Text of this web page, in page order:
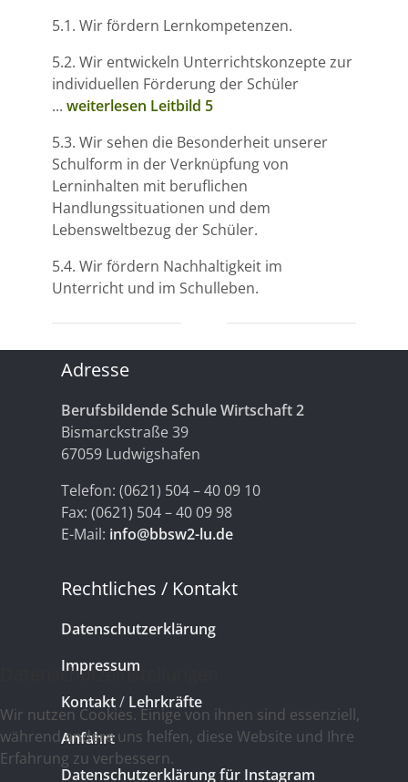
5.1. Wir fördern Lernkompetenzen.
5.2. Wir entwickeln Unterrichtskonzepte zur
individuellen Förderung der Schüler
... weiterlesen Leitbild 5
5.3. Wir sehen die Besonderheit unserer
Schulform in der Verknüpfung von
Lerninhalten mit beruflichen
Handlungssituationen und dem
Lebensweltbezug der Schüler.
5.4. Wir fördern Nachhaltigkeit im
Unterricht und im Schulleben.
Adresse
Berufsbildende Schule Wirtschaft 2
Bismarckstraße 39
67059 Ludwigshafen
Telefon: (0621) 504 – 40 09 10
Fax: (0621) 504 – 40 09 98
E-Mail: info@bbsw2-lu.de
Rechtliches / Kontakt
Datenschutzerklärung
Impressum
Kontakt/ Lehrkräfte
Anfahrt
Datenschutzerklärung für Instagram
Datenschutzeinstellungen
Wir nutzen Cookies. Einige von ihnen sind essenziell,
während andere uns helfen, diese Website und Ihre
Erfahrung zu verbessern.